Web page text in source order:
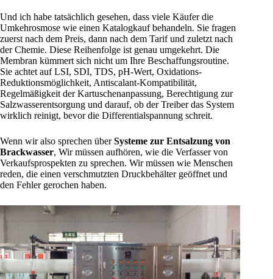
Und ich habe tatsächlich gesehen, dass viele Käufer die
Umkehrosmose wie einen Katalogkauf behandeln. Sie fragen
zuerst nach dem Preis, dann nach dem Tarif und zuletzt nach
der Chemie. Diese Reihenfolge ist genau umgekehrt. Die
Membran kümmert sich nicht um Ihre Beschaffungsroutine.
Sie achtet auf LSI, SDI, TDS, pH-Wert, Oxidations-
Reduktionsmöglichkeit, Antiscalant-Kompatibilität,
Regelmäßigkeit der Kartuschenanpassung, Berechtigung zur
Salzwasserentsorgung und darauf, ob der Treiber das System
wirklich reinigt, bevor die Differentialspannung schreit.
Wenn wir also sprechen überSysteme zur Entsalzung von
Brackwasser, Wir müssen aufhören, wie die Verfasser von
Verkaufsprospekten zu sprechen. Wir müssen wie Menschen
reden, die einen verschmutzten Druckbehälter geöffnet und
den Fehler gerochen haben.